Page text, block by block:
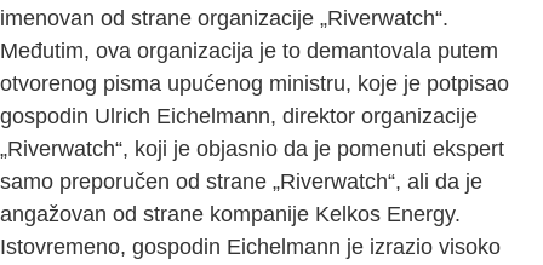
imenovan od strane organizacije „Riverwatch“.
Međutim, ova organizacija je to demantovala putem
otvorenog pisma upućenog ministru, koje je potpisao
gospodin Ulrich Eichelmann, direktor organizacije
„Riverwatch“, koji je objasnio da je pomenuti ekspert
samo preporučen od strane „Riverwatch“, ali da je
angažovan od strane kompanije Kelkos Energy.
Istovremeno, gospodin Eichelmann je izrazio visoko